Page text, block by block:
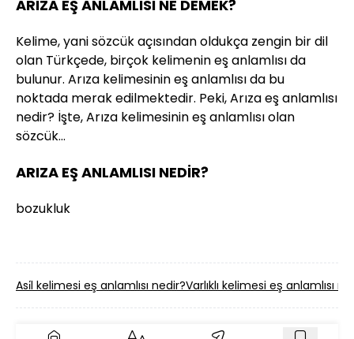
ARIZA EŞ ANLAMLISI NE DEMEK?
Kelime, yani sözcük açısından oldukça zengin bir dil
olan Türkçede, birçok kelimenin eş anlamlısı da
bulunur. Arıza kelimesinin eş anlamlısı da bu
noktada merak edilmektedir. Peki, Arıza eş anlamlısı
nedir? İşte, Arıza kelimesinin eş anlamlısı olan
sözcük…
ARIZA EŞ ANLAMLISI NEDİR?
bozukluk
Asi̇l kelimesi eş anlamlısı nedir?Varlıklı kelimesi eş anlamlısı